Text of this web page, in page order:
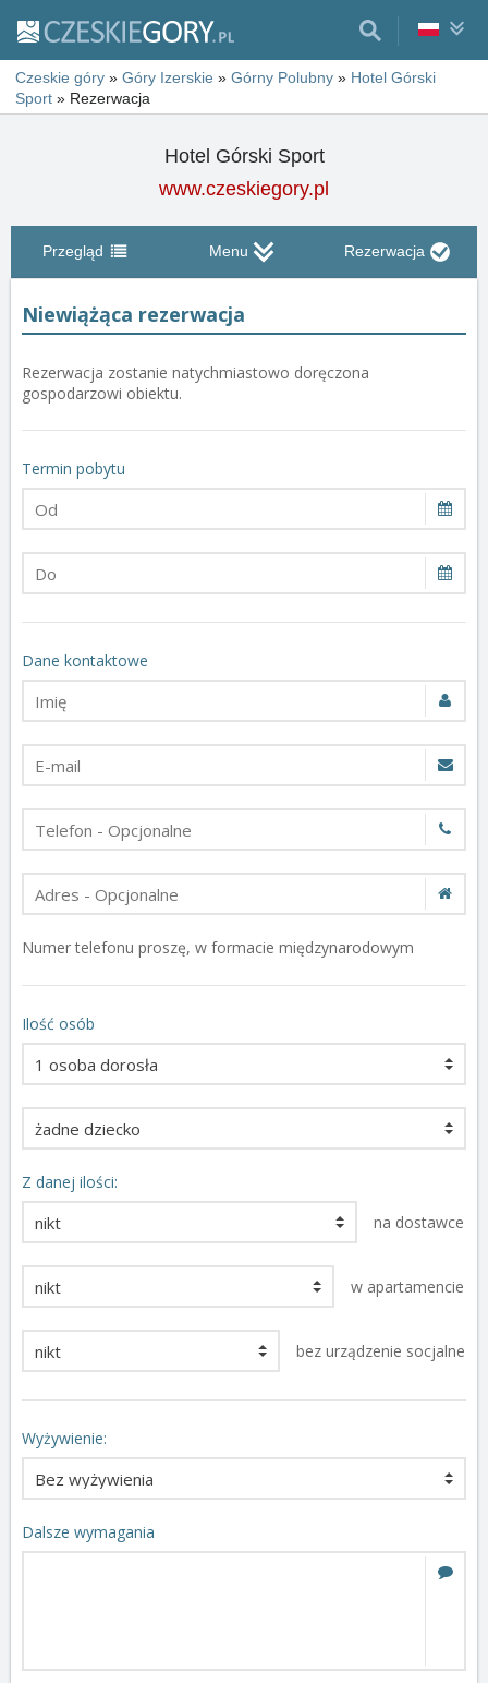
Czeskie góry » Góry Izerskie » Górny Polubny » Hotel Górski
Sport » Rezerwacja
Hotel Górski Sport
www.czeskiegory.pl
Przegląd Menu Rezerwacja
Niewiążąca rezerwacja
Rezerwacja zostanie natychmiastowo doręczona
gospodarzowi obiektu.
Termin pobytu
Dane kontaktowe
Numer telefonu proszę, w formacie międzynarodowym
Ilość osób
Z danej ilości:
na dostawce
w apartamencie
bez urządzenie socjalne
Wyżywienie:
Dalsze wymagania